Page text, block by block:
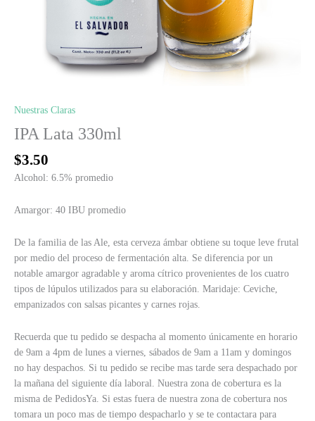
Nuestras Claras
IPA Lata 330ml
$3.50
Alcohol: 6.5% promedio
Amargor: 40 IBU promedio
De la familia de las Ale, esta cerveza ámbar obtiene su toque leve frutal
por medio del proceso de fermentación alta. Se diferencia por un
notable amargor agradable y aroma cítrico provenientes de los cuatro
tipos de lúpulos utilizados para su elaboración. Maridaje: Ceviche,
empanizados con salsas picantes y carnes rojas.
Recuerda que tu pedido se despacha al momento únicamente en horario
de 9am a 4pm de lunes a viernes, sábados de 9am a 11am y domingos
no hay despachos. Si tu pedido se recibe mas tarde sera despachado por
la mañana del siguiente día laboral. Nuestra zona de cobertura es la
misma de PedidosYa. Si estas fuera de nuestra zona de cobertura nos
tomara un poco mas de tiempo despacharlo y se te contactara para